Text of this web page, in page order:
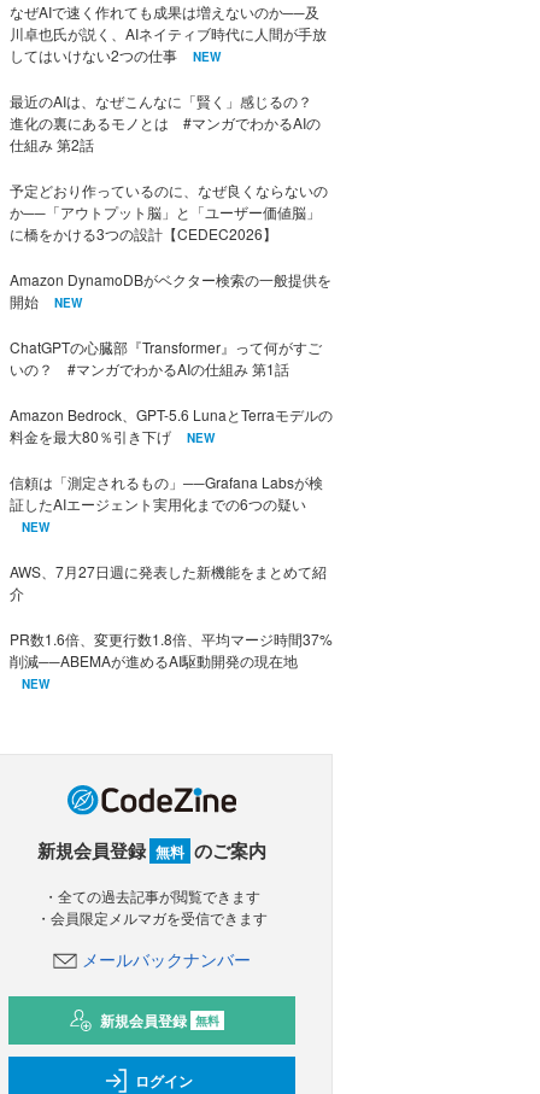
なぜAIで速く作れても成果は増えないのか──及
川卓也氏が説く、AIネイティブ時代に人間が手放
してはいけない2つの仕事
NEW
最近のAIは、なぜこんなに「賢く」感じるの？
進化の裏にあるモノとは #マンガでわかるAIの
仕組み 第2話
予定どおり作っているのに、なぜ良くならないの
か──「アウトプット脳」と「ユーザー価値脳」
に橋をかける3つの設計【CEDEC2026】
Amazon DynamoDBがベクター検索の一般提供を
開始
NEW
ChatGPTの心臓部『Transformer』って何がすご
いの？ #マンガでわかるAIの仕組み 第1話
Amazon Bedrock、GPT-5.6 LunaとTerraモデルの
料金を最大80％引き下げ
NEW
信頼は「測定されるもの」──Grafana Labsが検
証したAIエージェント実用化までの6つの疑い
NEW
AWS、7月27日週に発表した新機能をまとめて紹
介
PR数1.6倍、変更行数1.8倍、平均マージ時間37%
削減──ABEMAが進めるAI駆動開発の現在地
NEW
新規会員登録 無料 のご案内
・全ての過去記事が閲覧できます
・会員限定メルマガを受信できます
メールバックナンバー
新規会員登録 無料
ログイン